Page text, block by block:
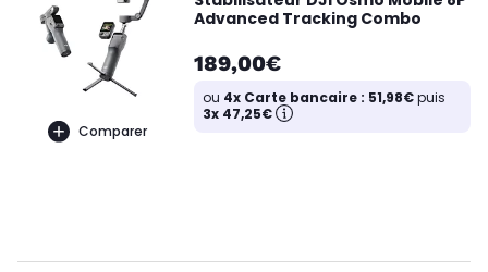
Comparer
Advanced Tracking Combo
189,00€
ou 4x Carte bancaire : 51,98€puis
3x 47,25€